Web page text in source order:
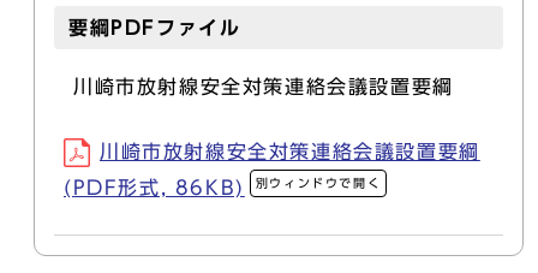
要綱PDFファイル
川崎市放射線安全対策連絡会議設置要綱
川崎市放射線安全対策連絡会議設置要綱
(PDF形式, 86KB)
別ウィンドウで開く